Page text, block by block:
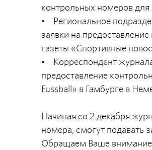
контрольных номеров
• Региональное
заявки на
газеты «Спортивные
• Корреспондент
предоставление
Fussball» в Гамбурге в
Начиная со 2 декабря
номера, смогут подавать
Обращаем Ваше